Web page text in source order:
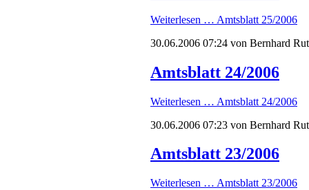
Weiterlesen … Amtsblatt 25/2006
30.06.2006 07:24 von Bernhard
Amtsblatt 24/2006
Weiterlesen … Amtsblatt 24/2006
30.06.2006 07:23 von Bernhard
Amtsblatt 23/2006
Weiterlesen … Amtsblatt 23/2006